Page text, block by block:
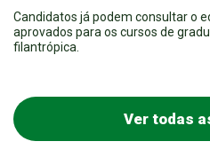
Candidatos já podem consultar o
aprovados para os cursos de
filantrópica.
Ver todas